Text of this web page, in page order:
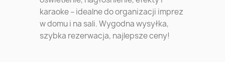
karaoke – idealne do organizacji imprez
w domu i na sali. Wygodna wysyłka,
szybka rezerwacja, najlepsze ceny!